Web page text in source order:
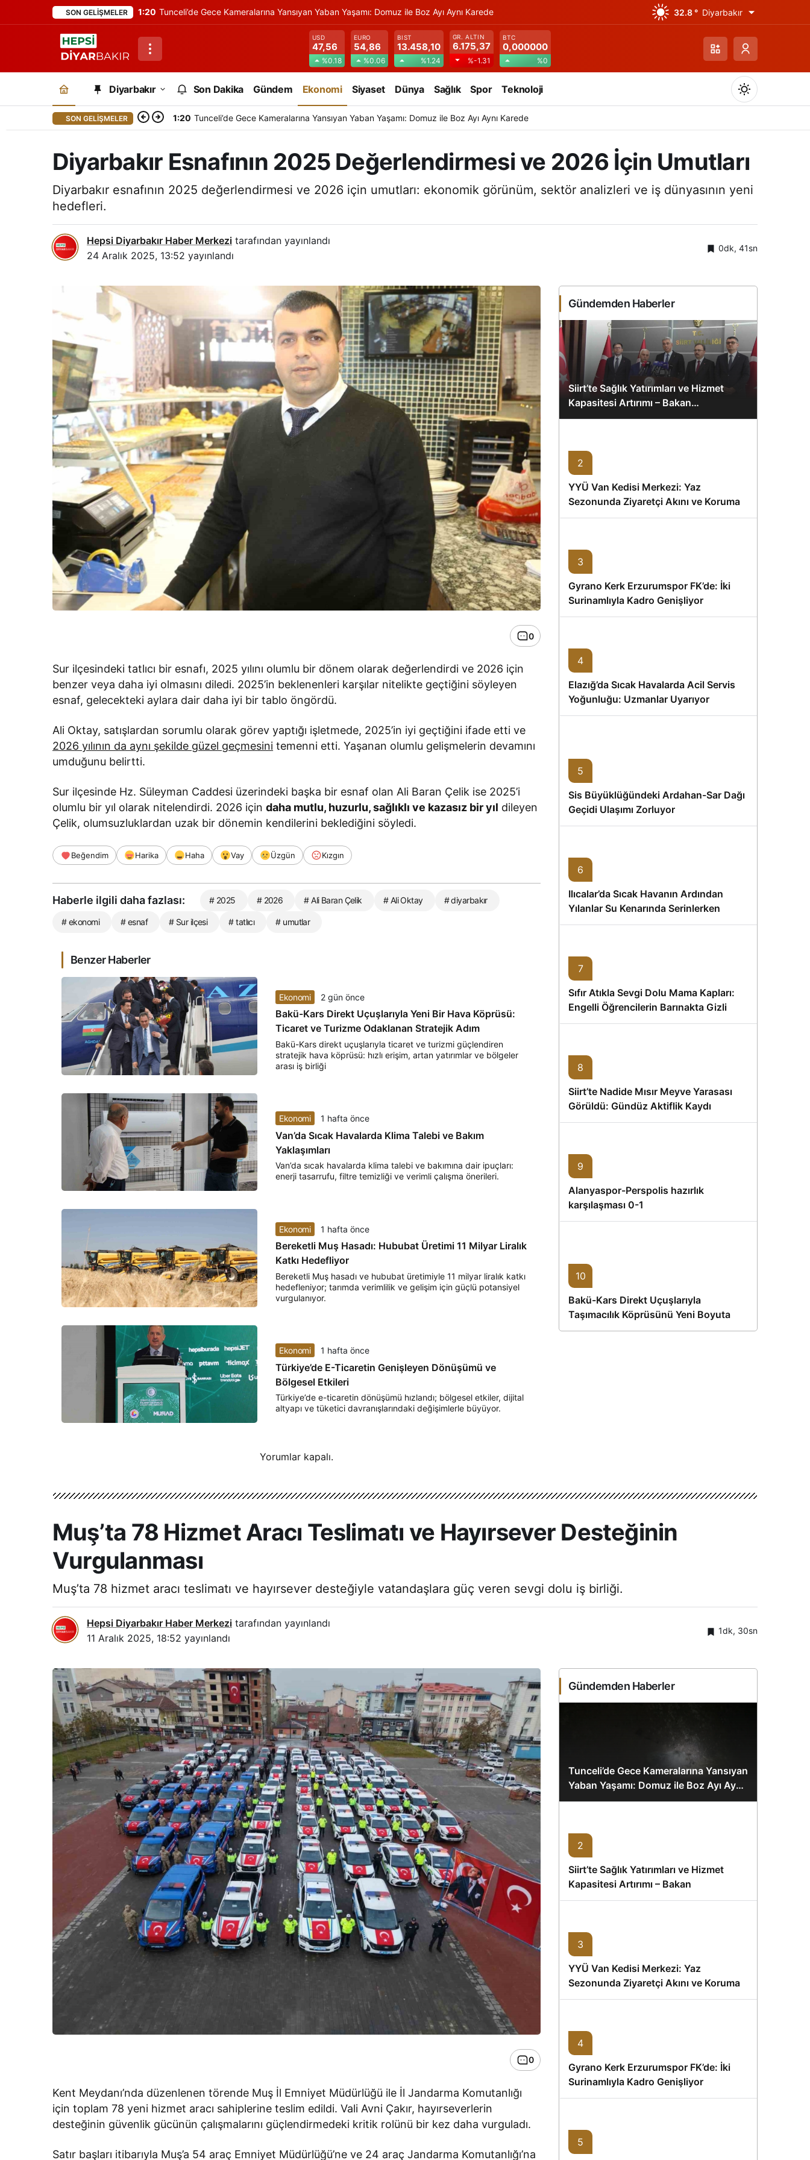
SON GELIŞMELER 1:20 Tunceli’de Gece Kameralarına Yansıyan Yaban Yaşamı: Domuz ile Boz Ayı Aynı Karede 32.8 ° Diyarbakır
USD
47,56
%0.18
EURO
54,86
%0.06
BIST
13.458,10
%1.24
GR. ALTIN
6.175,37
%-1.31
BTC
0,000000
%0
Diyarbakır Son Dakika Gündem Ekonomi Siyaset Dünya Sağlık Spor Teknoloji
Gündüz Modu
Gündüz modunu seçin.
SON GELIŞMELER 1:20 Tunceli’de Gece Kameralarına Yansıyan Yaban Yaşamı: Domuz ile Boz Ayı Aynı Karede
Diyarbakır Esnafının 2025 Değerlendirmesi ve 2026 İçin Umutları
Diyarbakır esnafının 2025 değerlendirmesi ve 2026 için umutları: ekonomik görünüm, sektör analizleri ve iş dünyasının yeni
hedefleri.
Hepsi Diyarbakır Haber Merkezi tarafından yayınlandı
24 Aralık 2025, 13:52 yayınlandı
0dk, 41sn
0
Sur ilçesindeki tatlıcı bir esnafı, 2025 yılını olumlu bir dönem olarak değerlendirdi ve 2026 için
benzer veya daha iyi olmasını diledi. 2025’in beklenenleri karşılar nitelikte geçtiğini söyleyen
esnaf, gelecekteki aylara dair daha iyi bir tablo öngördü.
Ali Oktay, satışlardan sorumlu olarak görev yaptığı işletmede, 2025’in iyi geçtiğini ifade etti ve
2026 yılının da aynı şekilde güzel geçmesini temenni etti. Yaşanan olumlu gelişmelerin devamını
umduğunu belirtti.
Sur ilçesinde Hz. Süleyman Caddesi üzerindeki başka bir esnaf olan Ali Baran Çelik ise 2025’i
olumlu bir yıl olarak nitelendirdi. 2026 içindaha mutlu, huzurlu, sağlıklı ve kazasız bir yıl dileyen
Çelik, olumsuzluklardan uzak bir dönemin kendilerini beklediğini söyledi.
Beğendim Harika Haha Vay Üzgün Kızgın
Haberle ilgili daha fazlası: # 2025 # 2026 # Ali Baran Çelik # Ali Oktay # diyarbakır
# ekonomi # esnaf # Sur ilçesi # tatlıcı # umutlar
Benzer Haberler
Ekonomi 2 gün önce
Bakü-Kars Direkt Uçuşlarıyla Yeni Bir Hava Köprüsü:
Ticaret ve Turizme Odaklanan Stratejik Adım
Bakü-Kars direkt uçuşlarıyla ticaret ve turizmi güçlendiren
stratejik hava köprüsü: hızlı erişim, artan yatırımlar ve bölgeler
arası iş birliği
Ekonomi 1 hafta önce
Van’da Sıcak Havalarda Klima Talebi ve Bakım
Yaklaşımları
Van’da sıcak havalarda klima talebi ve bakımına dair ipuçları:
enerji tasarrufu, filtre temizliği ve verimli çalışma önerileri.
Ekonomi 1 hafta önce
Bereketli Muş Hasadı: Hububat Üretimi 11 Milyar Liralık
Katkı Hedefliyor
Bereketli Muş hasadı ve hububat üretimiyle 11 milyar liralık katkı
hedefleniyor; tarımda verimlilik ve gelişim için güçlü potansiyel
vurgulanıyor.
Ekonomi 1 hafta önce
Türkiye’de E-Ticaretin Genişleyen Dönüşümü ve
Bölgesel Etkileri
Türkiye’de e-ticaretin dönüşümü hızlandı; bölgesel etkiler, dijital
altyapı ve tüketici davranışlarındaki değişimlerle büyüyor.
Yorumlar kapalı.
Gündemden Haberler
Siirt’te Sağlık Yatırımları ve Hizmet
Kapasitesi Artırımı – Bakan
Memişoğlu’nun Ziyareti
2
YYÜ Van Kedisi Merkezi: Yaz
Sezonunda Ziyaretçi Akını ve Koruma
Vurgusu
3
Gyrano Kerk Erzurumspor FK’de: İki
Surinamlıyla Kadro Genişliyor
4
Elazığ’da Sıcak Havalarda Acil Servis
Yoğunluğu: Uzmanlar Uyarıyor
5
Sis Büyüklüğündeki Ardahan-Sar Dağı
Geçidi Ulaşımı Zorluyor
6
Ilıcalar’da Sıcak Havanın Ardından
Yılanlar Su Kenarında Serinlerken
Görüntülendi
7
Sıfır Atıkla Sevgi Dolu Mama Kapları:
Engelli Öğrencilerin Barınakta Gizli
Dostları İçin Gönüllü Proje
8
Siirt’te Nadide Mısır Meyve Yarasası
Görüldü: Gündüz Aktiflik Kaydı
9
Alanyaspor-Perspolis hazırlık
karşılaşması 0-1
10
Bakü-Kars Direkt Uçuşlarıyla
Taşımacılık Köprüsünü Yeni Boyuta
Taşıyan İlk Yolcu Uçağı Hareket Etti
Muş’ta 78 Hizmet Aracı Teslimatı ve Hayırsever Desteğinin
Vurgulanması
Muş’ta 78 hizmet aracı teslimatı ve hayırsever desteğiyle vatandaşlara güç veren sevgi dolu iş birliği.
Hepsi Diyarbakır Haber Merkezi tarafından yayınlandı
11 Aralık 2025, 18:52 yayınlandı
1dk, 30sn
0
Kent Meydanı’nda düzenlenen törende Muş İl Emniyet Müdürlüğü ile İl Jandarma Komutanlığı
için toplam 78 yeni hizmet aracı sahiplerine teslim edildi. Vali Avni Çakır, hayırseverlerin
desteğinin güvenlik gücünün çalışmalarını güçlendirmedeki kritik rolünü bir kez daha vurguladı.
Satır başları itibarıyla Muş’a 54 araç Emniyet Müdürlüğü’ne ve 24 araç Jandarma Komutanlığı’na
Gündemden Haberler
Tunceli’de Gece Kameralarına Yansıyan
Yaban Yaşamı: Domuz ile Boz Ayı Aynı
Karede
2
Siirt’te Sağlık Yatırımları ve Hizmet
Kapasitesi Artırımı – Bakan
Memişoğlu’nun Ziyareti
3
YYÜ Van Kedisi Merkezi: Yaz
Sezonunda Ziyaretçi Akını ve Koruma
Vurgusu
4
Gyrano Kerk Erzurumspor FK’de: İki
Surinamlıyla Kadro Genişliyor
5